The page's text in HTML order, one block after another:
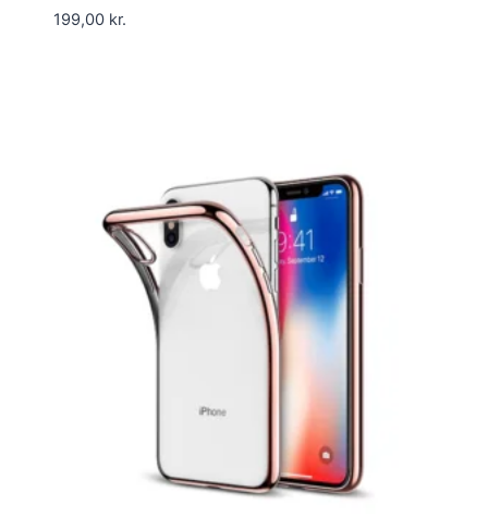
199,00 kr.